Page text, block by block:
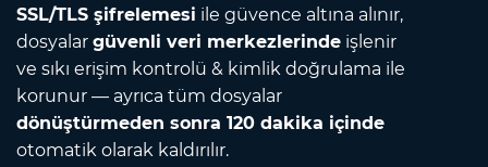
SSL/TLS şifrelemesi ile güvence altına alınır,
dosyalar güvenli veri merkezlerinde işlenir
ve sıkı erişim kontrolü & kimlik doğrulama ile
korunur — ayrıca tüm dosyalar
dönüştürmeden sonra 120 dakika içinde
otomatik olarak kaldırılır.